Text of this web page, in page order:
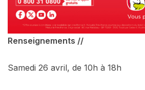
Renseignements //
Samedi 26 avril, de 10h à 18h